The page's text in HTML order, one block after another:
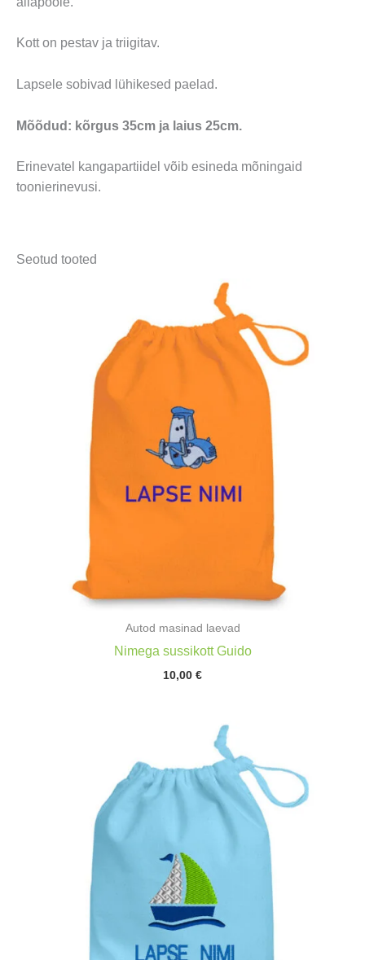
Kott on pestav ja triigitav.
Lapsele sobivad lühikesed paelad.
Mõõdud: kõrgus 35cm ja laius 25cm.
Erinevatel kangapartiidel võib esineda mõningaid
toonierinevusi.
Seotud tooted
Autod masinad laevad
Nimega sussikott Guido
10,00 €